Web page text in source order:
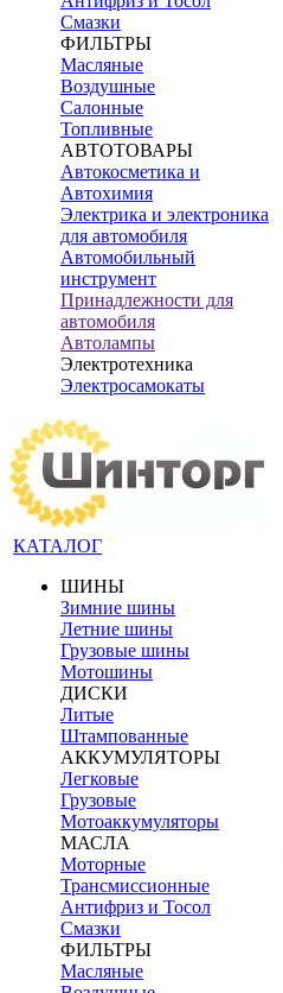
Смазки
ФИЛЬТРЫ
Масляные
Воздушные
Салонные
Топливные
АВТОТОВАРЫ
Автокосметика и
Автохимия
Электрика и электроника
для автомобиля
Автомобильный
инструмент
Принадлежности для
автомобиля
Автолампы
Электротехника
Электросамокаты
КАТАЛОГ
ШИНЫ
Зимние шины
Летние шины
Грузовые шины
Мотошины
ДИСКИ
Литые
Штампованные
АККУМУЛЯТОРЫ
Легковые
Грузовые
Мотоаккумуляторы
МАСЛА
Моторные
Трансмиссионные
Антифриз и Тосол
Смазки
ФИЛЬТРЫ
Масляные